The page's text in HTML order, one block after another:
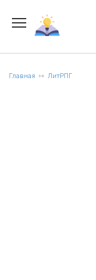
содержанию
Главная ЛитРПГ